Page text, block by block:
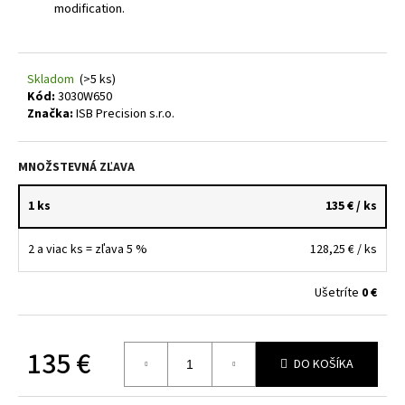
modification.
Skladom (>5 ks)
Kód: 3030W650
Značka: ISB Precision s.r.o.
MNOŽSTEVNÁ ZĽAVA
1 ks 135 €/ ks
2 a viac ks = zľava 5 % 128,25 €/ ks
Ušetríte 0 €
135 € DO KOŠÍKA